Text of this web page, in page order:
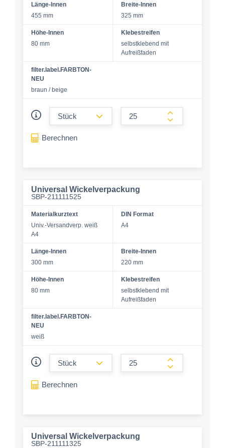
Länge-Innen
455 mm
Breite-Innen
325 mm
Höhe-Innen
80 mm
Klebestreifen
selbstklebend mit
Aufreißfaden
filter.label.FARBTON-
NEU
braun / beige
form.increase-
Berechnen
Universal Wickelverpackung
SBP-211111525
Materialkurztext
Univ.-Versandverp. weiß
A4
DIN Format
A4
Länge-Innen
300 mm
Breite-Innen
220 mm
Höhe-Innen
80 mm
Klebestreifen
selbstklebend mit
Aufreißfaden
filter.label.FARBTON-
NEU
weiß
form.increase-
Berechnen
Universal Wickelverpackung
SBP-211111325